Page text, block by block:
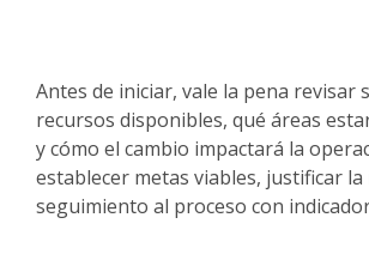
Antes de iniciar, vale la pena revisar
recursos disponibles, qué áreas
y cómo el cambio impactará la
establecer metas viables, justificar
seguimiento al proceso con